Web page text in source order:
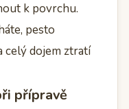
k povrchu.
pesto
celý dojem ztratí
přípravě